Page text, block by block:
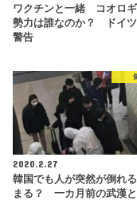
ワクチンと一緒 コオロ
勢力は誰なのか？ ドイ
警告
2020.2.27
韓国でも人が突然が倒れ
まる？ 一カ月前の武漢